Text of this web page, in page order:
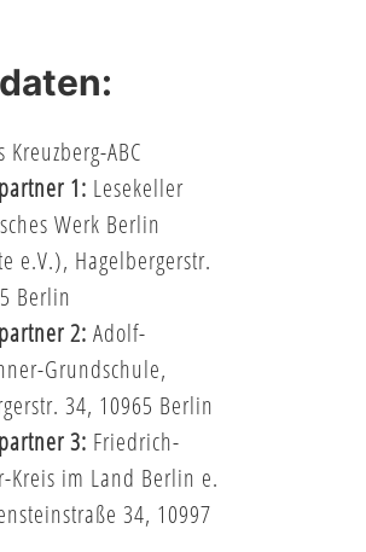
Kreuzberg-ABC
1: Lesekeller
Werk Berlin
e.V.), Hagelbergerstr.
Berlin
2: Adolf-
Grundschule,
34, 10965 Berlin
3: Friedrich-
Kreis im Land Berlin e.
34, 10997